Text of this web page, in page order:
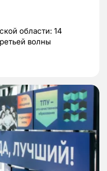
области: 14
волны